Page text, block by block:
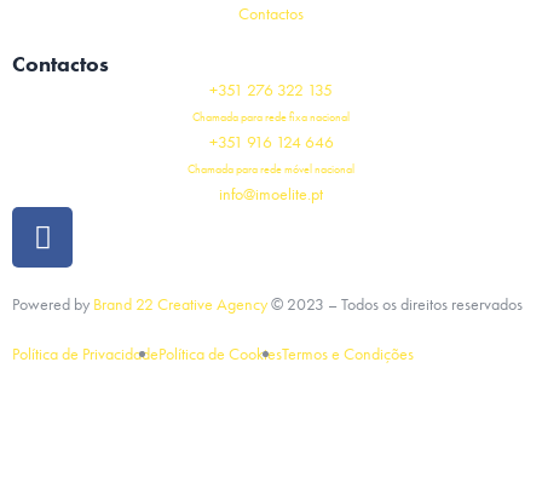
Contactos
Contactos
+351 276 322 135
Chamada para rede fixa nacional
+351 916 124 646
Chamada para rede móvel nacional
info@imoelite.pt
Powered by Brand 22 Creative Agency© 2023 – Todos os direitos reservados
Política de PrivacidadePolítica de CookiesTermos e Condições